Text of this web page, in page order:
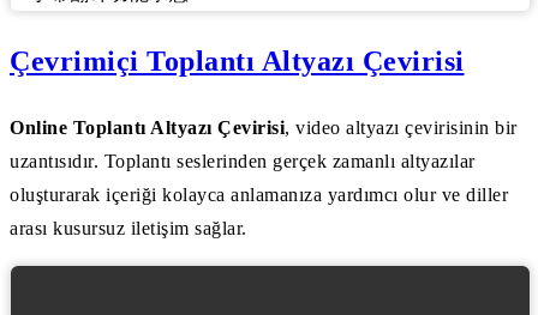
Çevrimiçi Toplantı Altyazı Çevirisi
Online Toplantı Altyazı Çevirisi, video altyazı çevirisinin bir
uzantısıdır. Toplantı seslerinden gerçek zamanlı altyazılar
oluşturarak içeriği kolayca anlamanıza yardımcı olur ve diller
arası kusursuz iletişim sağlar.